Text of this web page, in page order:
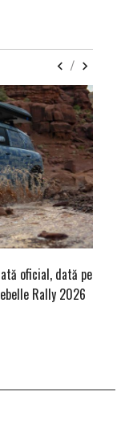
/
oficial, dată pe
Rally 2026